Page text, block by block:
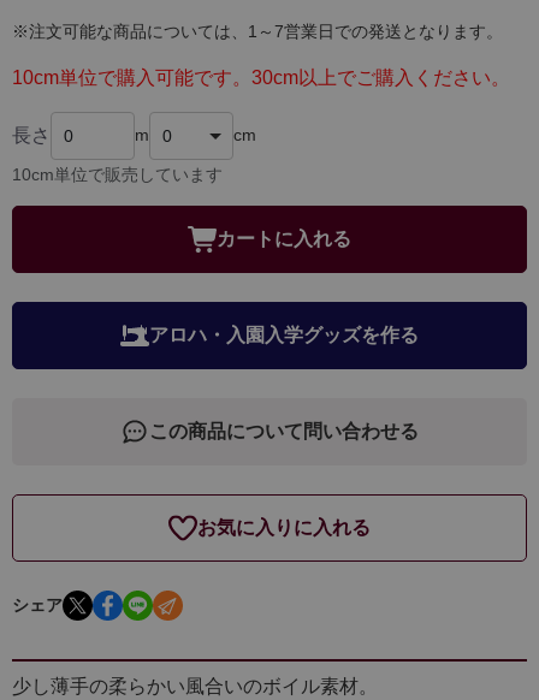
※注文可能な商品については、1～7営業日での発送となります。
10cm単位で購入可能です。30cm以上でご購入ください。
長さ m cm
10cm単位で販売しています
カートに入れる
アロハ・入園入学グッズを作る
この商品について問い合わせる
お気に入りに入れる
シェア
少し薄手の柔らかい風合いのボイル素材。